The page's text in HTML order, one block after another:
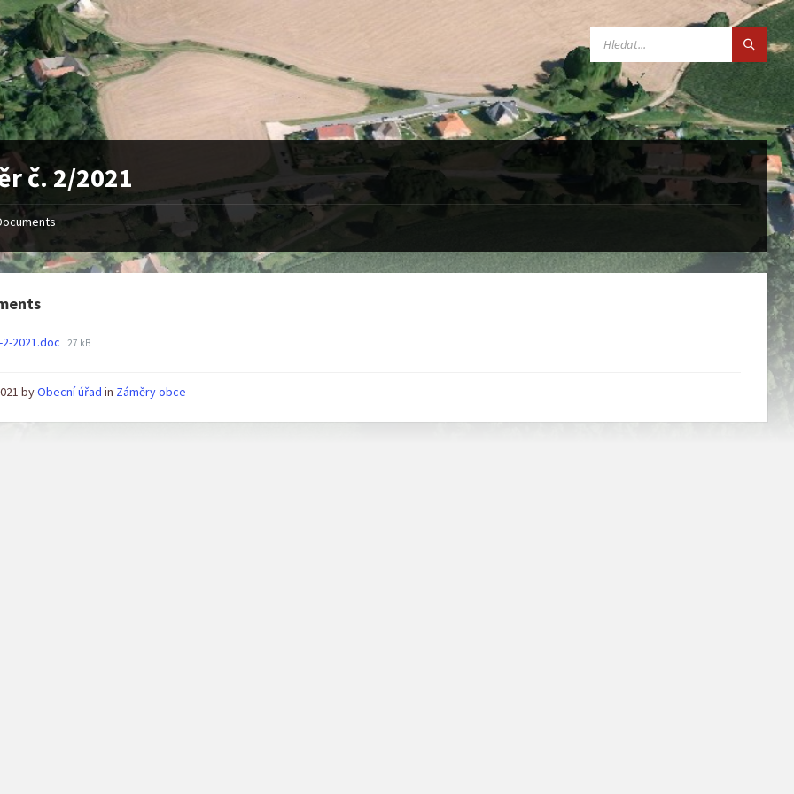
č. 2/2021
2021.doc File
27 kB
byObecní úřad in Záměry obce